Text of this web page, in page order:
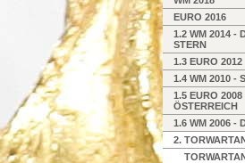
EURO 2016
1.2 WM 2014 -
STERN
1.3 EURO 2012
1.4 WM 2010 -
1.5 EURO 2008
ÖSTERREICH
1.6 WM 2006 -
2.